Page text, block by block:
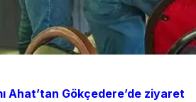
Ahat’tan Gökçedere’de ziyaret